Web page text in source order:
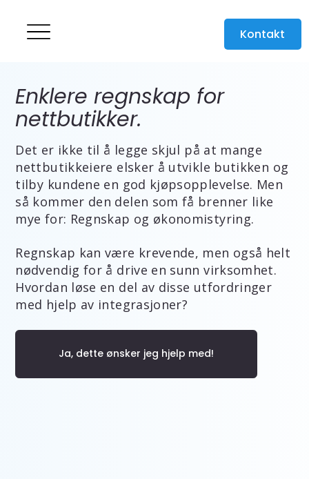
Kontakt
Enklere regnskap for
nettbutikker.
Det er ikke til å legge skjul på at mange
nettbutikkeiere elsker å utvikle butikken og
tilby kundene en god kjøpsopplevelse. Men
så kommer den delen som få brenner like
mye for: Regnskap og økonomistyring.
Regnskap kan være krevende, men også helt
nødvendig for å drive en sunn virksomhet.
Hvordan løse en del av disse utfordringer
med hjelp av integrasjoner?
Ja, dette ønsker jeg hjelp med!